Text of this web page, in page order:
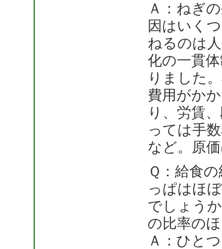
Ａ：ねぎ
因はいく
ねるのは
化の一貫
りました
費用がか
り、労賃
っては手
など。原
Ｑ：給食
っぱはほ
でしょう
の比率の
Ａ：ひと